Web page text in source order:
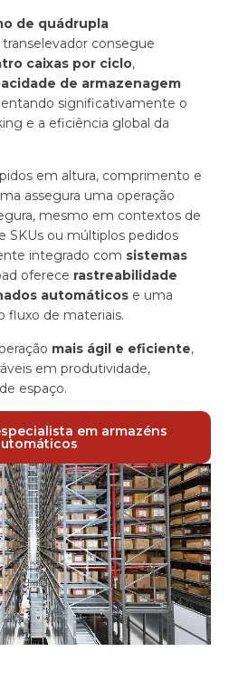
de quádrupla
transelevador consegue
caixas por ciclo,
de armazenagem
significativamente o
e a eficiência global da
em altura, comprimento e
assegura uma operação
mesmo em contextos de
SKUs ou múltiplos pedidos
integrado com sistemas
oferece rastreabilidade
automáticos e uma
fluxo de materiais.
mais ágil e eficiente,
em produtividade,
espaço.
em armazéns